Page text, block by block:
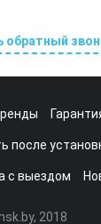
обратный
после
с выездом
2018